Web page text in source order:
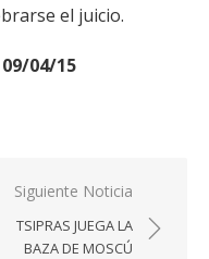
el juicio.
09/04/15
Siguiente Noticia
TSIPRAS JUEGA LA
BAZA DE MOSCÚ